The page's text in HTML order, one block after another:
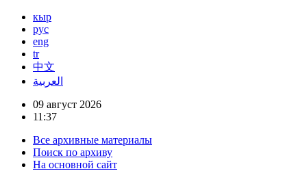
кыр
рус
eng
tr
中文
العربية
09 август 2026
11:37
Все архивные материалы
Поиск по архиву
На основной сайт